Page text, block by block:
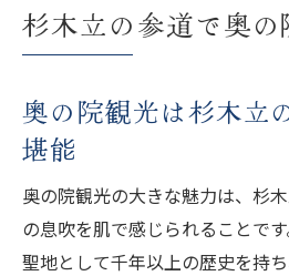
杉木立の参道で奥の
奥の院観光は杉木立
堪能
奥の院観光の大きな魅力は、杉
の息吹を肌で感じられることです
聖地として千年以上の歴史を持